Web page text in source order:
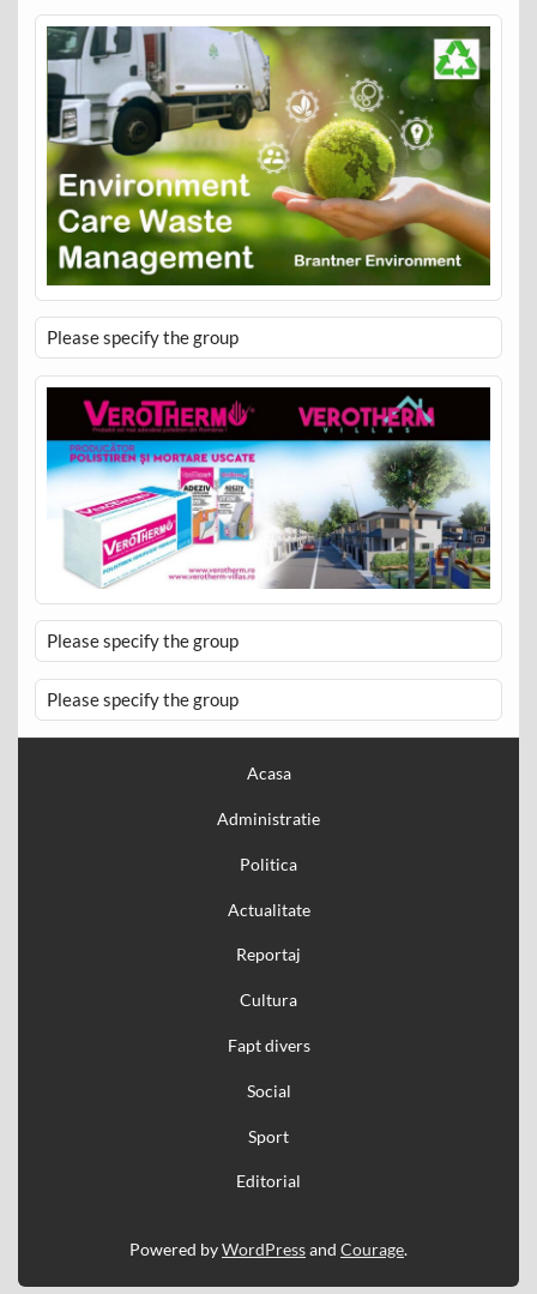
Please specify the group
Please specify the group
Please specify the group
Acasa
Administratie
Politica
Actualitate
Reportaj
Cultura
Fapt divers
Social
Sport
Editorial
Powered byWordPressand Courage.